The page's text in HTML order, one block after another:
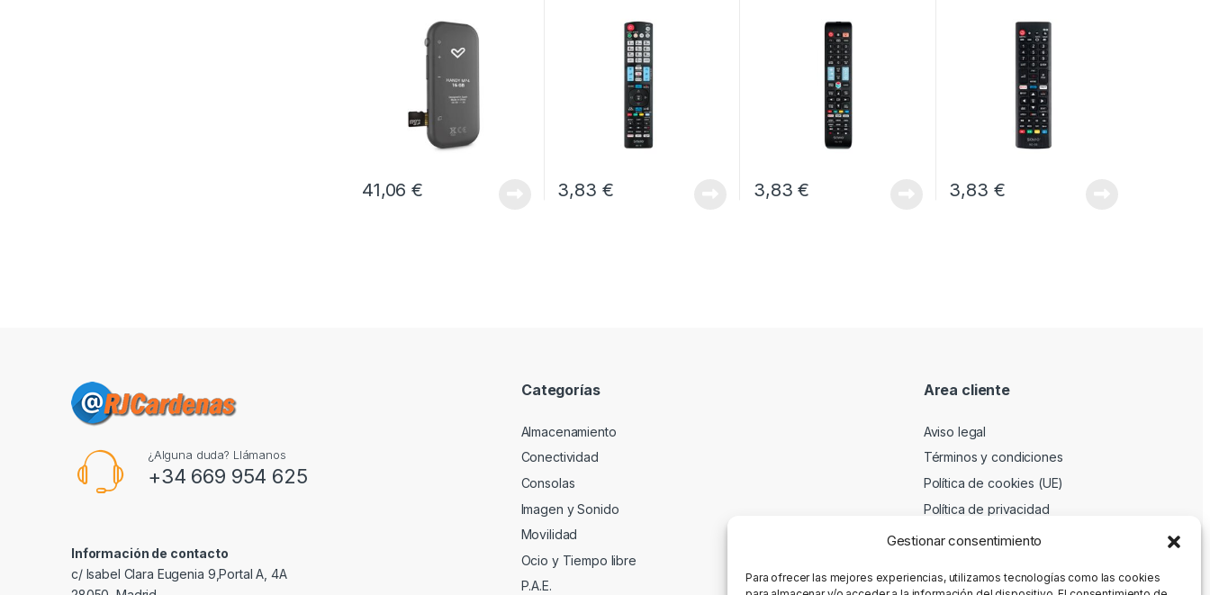
Gestionar consentimiento
Para ofrecer las mejores experiencias, utilizamos tecnologías como las cookies
41,06€ 3,83 € 3,83€ 3,83 €
¿Alguna duda? Llámanos
+34 669 954 625
Información de contacto
c/ Isabel Clara Eugenia 9,Portal A, 4A
Categorías
Almacenamiento
Conectividad
Consolas
Imagen y Sonido
Movilidad
Ocio y Tiempo libre
P.A.E.
Area cliente
Aviso legal
Términos y condiciones
Política de cookies (UE)
Política de privacidad